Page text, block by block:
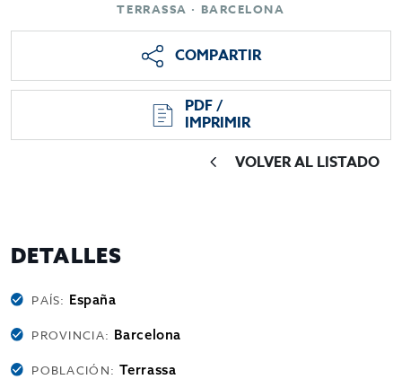
TERRASSA · BARCELONA
COMPARTIR
PDF /
IMPRIMIR
VOLVER AL LISTADO
DETALLES
PAÍS: España
PROVINCIA: Barcelona
POBLACIÓN: Terrassa